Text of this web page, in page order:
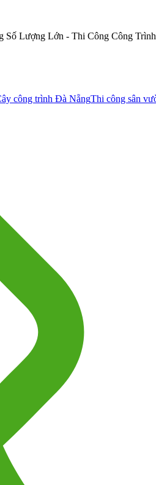
Số Lượng Lớn - Thi Công Công
công trình Đà NẵngThi công sân